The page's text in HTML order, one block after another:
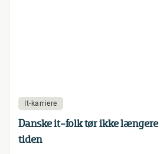
It-karriere
Danske it-folk tør ikke længere
tiden